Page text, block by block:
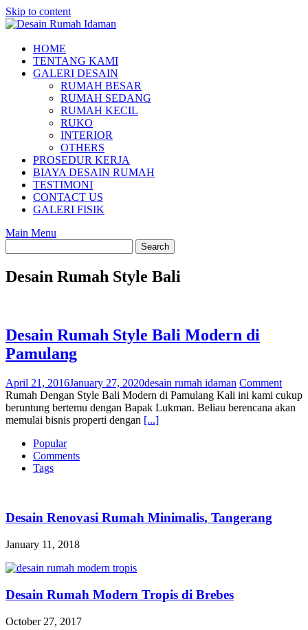
Skip to content
HOME
TENTANG KAMI
GALERI DESAIN
RUMAH BESAR
RUMAH SEDANG
RUMAH KECIL
RUKO
INTERIOR
OTHERS
PROSEDUR KERJA
BIAYA DESAIN RUMAH
TESTIMONI
CONTACT US
GALERI FISIK
Main Menu
Desain Rumah Style Bali
Desain Rumah Style Bali Modern di
Pamulang
April 21, 2016January 27, 2020desain rumah idaman Comment
Rumah Dengan Style Bali Modern di Pamulang Kali ini kami cukup
beruntung bertemu dengan Bapak Lukman. Beliau berencana akan
memulai bisnis properti dengan [...]
Popular
Comments
Tags
Desain Renovasi Rumah Minimalis, Tangerang
January 11, 2018
Desain Rumah Modern Tropis di Brebes
October 27, 2017